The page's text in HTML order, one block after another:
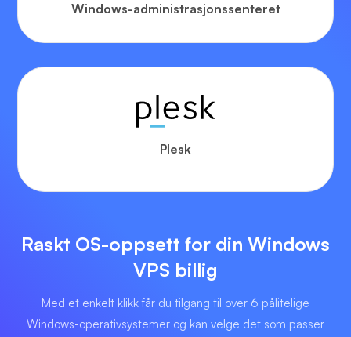
Windows-administrasjonssenteret
Plesk
Raskt OS-oppsett for din Windows
VPS billig
Med et enkelt klikk får du tilgang til over 6 pålitelige
Windows-operativsystemer og kan velge det som passer